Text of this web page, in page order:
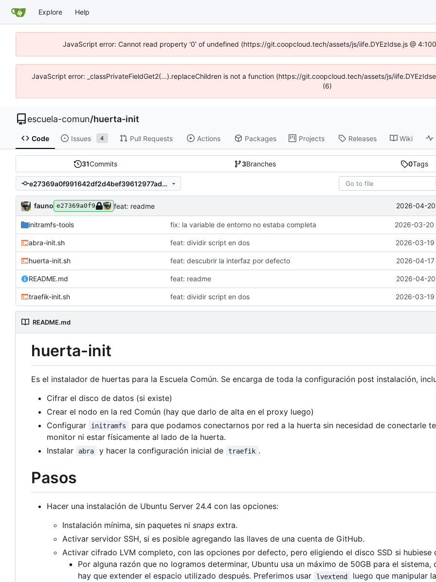
Explore Help
JavaScript error: Cannot read property '0' of undefined (https://git.coopcloud.tech/assets/js/iife.DYEzIdse.js @
JavaScript error: _classPrivateFieldGet2(...).replaceChildren is not a function (https://git.coopcloud.tech/assets/js/
(6)
escuela-comun/huerta-init
Code Issues 4 Pull Requests Actions Packages Projects Releases Wiki
31Commits 3Branches 0Tags
e27369a0f991642df2d4bef39612977ad362e699
fauno e27369a0f9 feat: readme 2026-04-
initramfs-tools fix: la variable de entorno no estaba completa 2026-03-
abra-init.sh feat: dividir script en dos 2026-03-
huerta-init.sh feat: descubrir la interfaz por defecto 2026-04-
README.md feat: readme 2026-04-
traefik-init.sh feat: dividir script en dos 2026-03-
README.md
huerta-init
Es el instalador de huertas para la Escuela Común. Se encarga de toda la configuración post instalación,
Cifrar el disco de datos (si existe)
Crear el nodo en la red Común (hay que darlo de alta en el proxy luego)
Configurar
initramfs
para que podamos conectarnos por red a la huerta sin necesidad de conectarle
monitor ni estar físicamente al lado de la huerta.
Instalar
abra y hacer la configuración inicial de traefik .
Pasos
Hacer una instalación de Ubuntu Server 24.4 con las opciones:
Instalación mínima, sin paquetes ni snaps extra.
Activar servidor SSH, si es posible agregando las llaves de una cuenta de GitHub.
Activar cifrado LVM completo, con las opciones por defecto, pero eligiendo el disco SSD si hubiese
Por alguna razón que no logramos determinar, Ubuntu usa un máximo de 50GB para el sistema,
hay que extender el espacio utilizado después. Preferimos usar
lvextend
luego que manipular